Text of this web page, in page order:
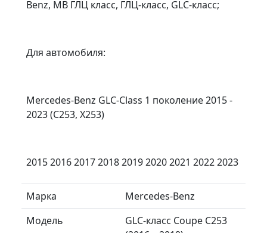
Benz, MB ГЛЦ класс, ГЛЦ-класс, GLC-класс;
Для автомобиля:
Mercedes-Benz GLC-Class 1 поколение 2015 -
2023 (C253, X253)
2015 2016 2017 2018 2019 2020 2021 2022 2023
Марка
Mercedes-Benz
Модель
GLC-класс Coupe C253